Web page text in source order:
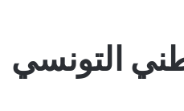
التونسي